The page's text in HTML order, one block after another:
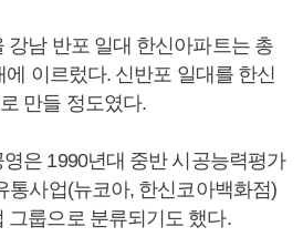
강남 반포 일대 한신아파트는 총
이르렀다. 신반포 일대를 한신
만들 정도였다.
은 1990년대 중반 시공능력평가
통사업(뉴코아, 한신코아백화점)
그룹으로 분류되기도 했다.